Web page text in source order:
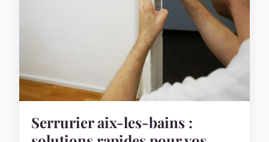
Serrurier aix-les-bains :